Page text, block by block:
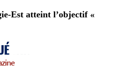
Est atteint l’objectif «